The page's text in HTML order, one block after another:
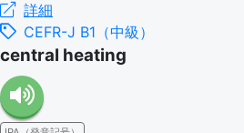
詳細
CEFR-J B1（中級）
central heating